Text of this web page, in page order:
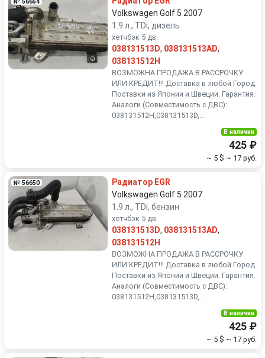
SEAT Skoda
Smart
Subaru
Volkswagen
Volkswagen Golf 5 2007
1.9 л., TDi, дизель
хетчбэк 5 дв.
038131513D, 038131513AD,
038131512H
ВОЗМОЖНА ПРОДАЖА В РАССРОЧКУ
ИЛИ КРЕДИТ!!! Доставка в любой Город.
Поставки из Японии и Швеции. Гарантия.
Аналоги (Совместимость с ДВС):
038131512H,038131513D,...
В наличии
425 ₽
~ 5 $ ~ 17 руб.
№ 56650
Радиатор EGR
Volkswagen Golf 5 2007
1.9 л., TDi, бензин
хетчбэк 5 дв.
038131513D, 038131513AD,
038131512H
ВОЗМОЖНА ПРОДАЖА В РАССРОЧКУ
ИЛИ КРЕДИТ!!! Доставка в любой Город.
Поставки из Японии и Швеции. Гарантия.
Аналоги (Совместимость с ДВС):
038131512H,038131513D,...
В наличии
425 ₽
~ 5 $ ~ 17 руб.